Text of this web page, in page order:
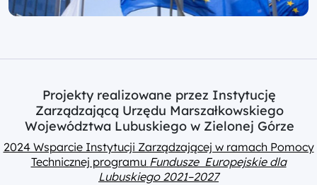
Projekty realizowane przez Instytucję
Zarządzającą Urzędu Marszałkowskiego
Województwa Lubuskiego w Zielonej Górze
2024 Wsparcie Instytucji Zarządzającej w ramach Pomocy
Technicznej programu Fundusze Europejskie dla
Lubuskiego 2021–2027